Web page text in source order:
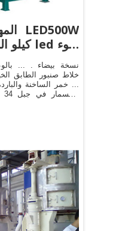
خلاط صنبور الطابق
خمر الساخنة